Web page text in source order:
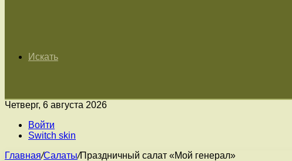
Искать
Четверг, 6 августа 2026
Войти
Switch skin
Главная/Салаты/Праздничный салат «Мой генерал»